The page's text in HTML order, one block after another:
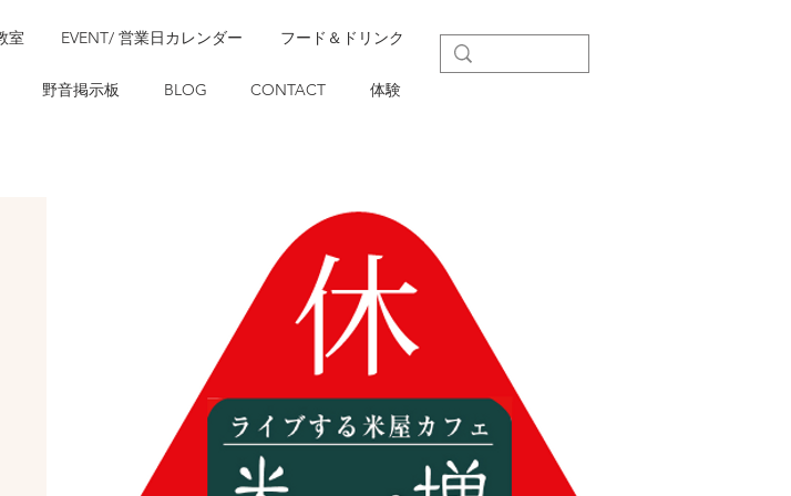
室 EVENT/ 営業日カレンダー フード＆ドリンク
野音掲示板 BLOG CONTACT 体験